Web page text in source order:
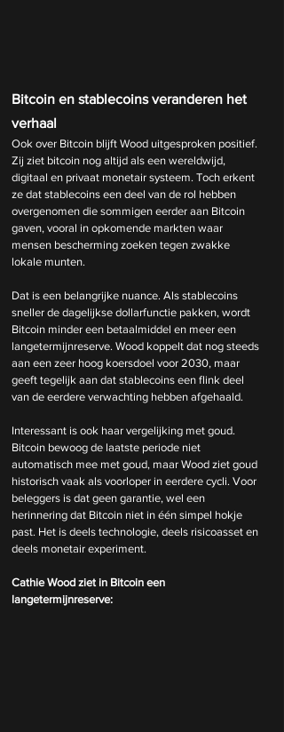
Bitcoin en stablecoins veranderen het
verhaal
Ook over Bitcoin blijft Wood uitgesproken positief.
Zij ziet bitcoin nog altijd als een wereldwijd,
digitaal en privaat monetair systeem. Toch erkent
ze dat stablecoins een deel van de rol hebben
overgenomen die sommigen eerder aan Bitcoin
gaven, vooral in opkomende markten waar
mensen bescherming zoeken tegen zwakke
lokale munten.
Dat is een belangrijke nuance. Als stablecoins
sneller de dagelijkse dollarfunctie pakken, wordt
Bitcoin minder een betaalmiddel en meer een
langetermijnreserve. Wood koppelt dat nog steeds
aan een zeer hoog koersdoel voor 2030, maar
geeft tegelijk aan dat stablecoins een flink deel
van de eerdere verwachting hebben afgehaald.
Interessant is ook haar vergelijking met goud.
Bitcoin bewoog de laatste periode niet
automatisch mee met goud, maar Wood ziet goud
historisch vaak als voorloper in eerdere cycli. Voor
beleggers is dat geen garantie, wel een
herinnering dat Bitcoin niet in één simpel hokje
past. Het is deels technologie, deels risicoasset en
deels monetair experiment.
Cathie Wood ziet in Bitcoin een
langetermijnreserve: